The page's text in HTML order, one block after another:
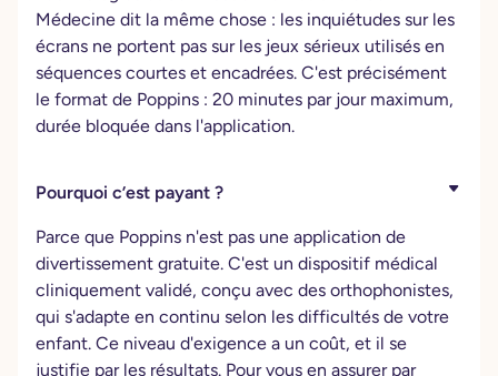
Médecine dit la même chose : les inquiétudes sur les
écrans ne portent pas sur les jeux sérieux utilisés en
séquences courtes et encadrées. C'est précisément
le format de Poppins : 20 minutes par jour maximum,
durée bloquée dans l'application.
Pourquoi c’est payant ?
Parce que Poppins n'est pas une application de
divertissement gratuite. C'est un dispositif médical
cliniquement validé, conçu avec des orthophonistes,
qui s'adapte en continu selon les difficultés de votre
enfant. Ce niveau d'exigence a un coût, et il se
justifie par les résultats. Pour vous en assurer par